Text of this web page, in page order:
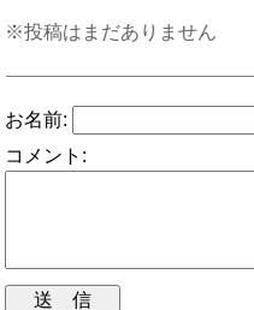
※投稿はまだありません
お名前:
コメント: